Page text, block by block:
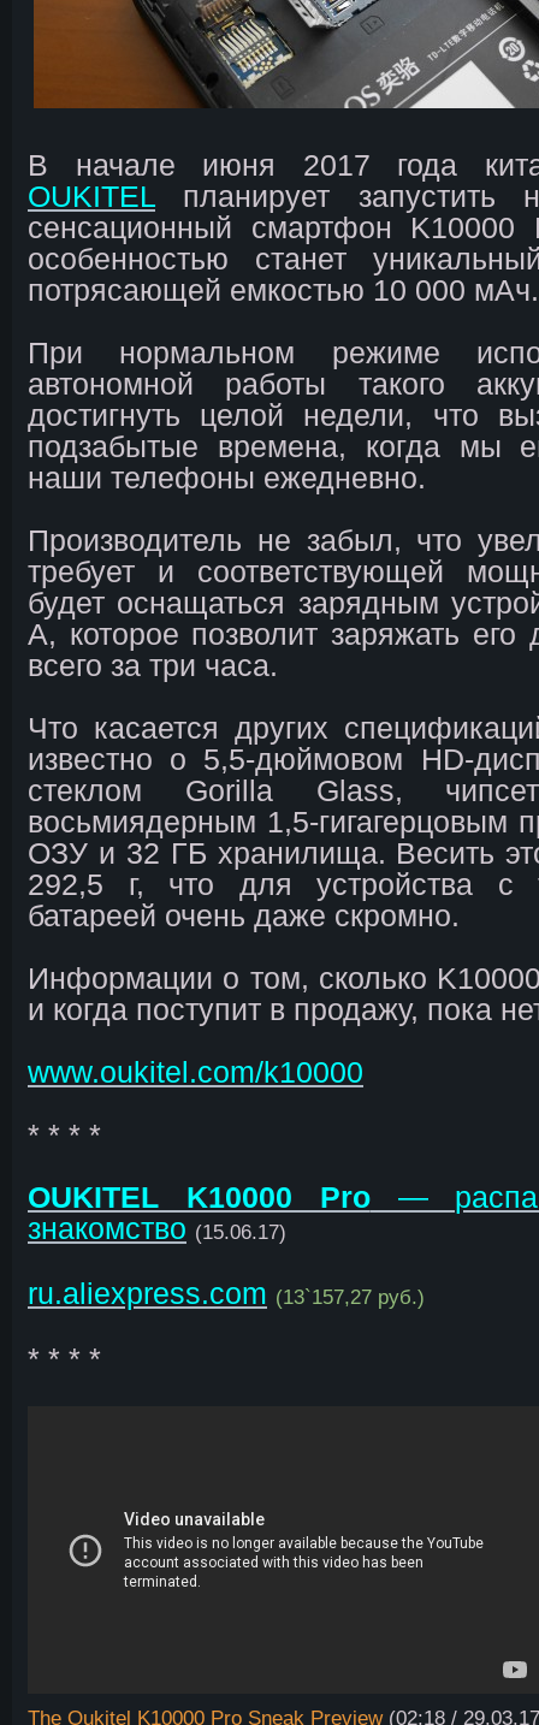
В начале июня 2017 года
OUKITEL планирует
сенсационный смартфон K10000
особенностью станет
потрясающей емкостью 10 000 мАч.
При нормальном режиме
автономной работы такого
достигнуть целой недели, что
подзабытые времена, когда мы
наши телефоны ежедневно.
Производитель не забыл, что
требует и соответствующей
будет оснащаться зарядным
А, которое позволит заряжать его
всего за три часа.
Что касается других
известно о 5,5-дюймовом HD-
стеклом Gorilla Glass,
восьмиядерным 1,5-гигагерцовым
ОЗУ и 32 ГБ хранилища. Весить
292,5 г, что для устройства с
батареей очень даже скромно.
Информации о том, сколько
и когда поступит в продажу, пока
www.oukitel.com/k10000
* * * *
OUKITEL K10000 Pro—
знакомство (15.06.17)
ru.aliexpress.com (13`157,27 руб.)
* * * *
The Oukitel K10000 Pro Sneak Preview(02:18 /